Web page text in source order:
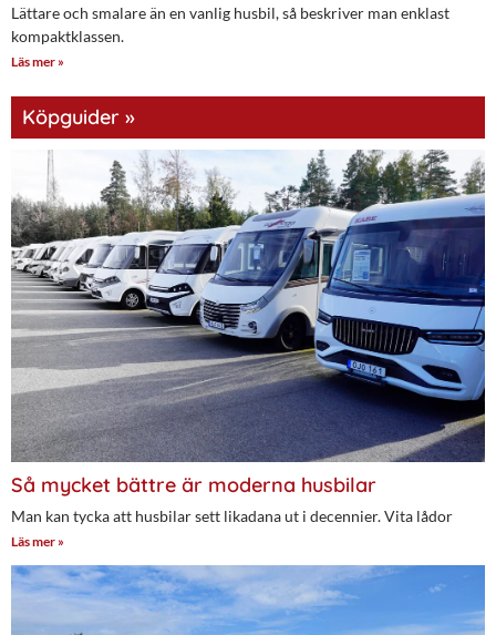
Lättare och smalare än en vanlig husbil, så beskriver man enklast
kompaktklassen.
Läs mer »
Köpguider »
Så mycket bättre är moderna husbilar
Man kan tycka att husbilar sett likadana ut i decennier. Vita lådor
Läs mer »